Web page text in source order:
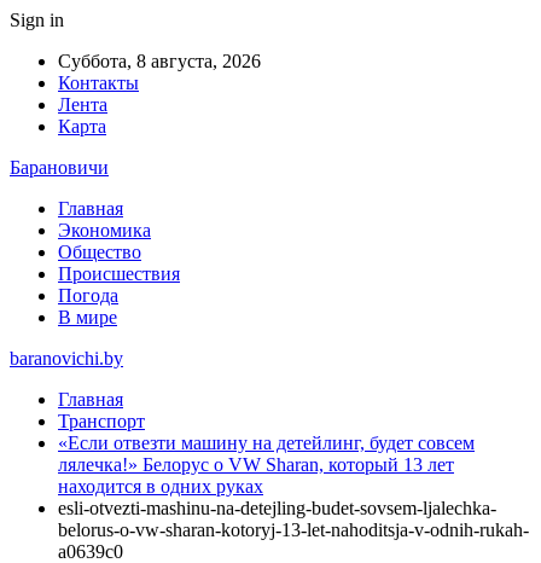
Sign in
Суббота, 8 августа, 2026
Контакты
Лента
Карта
Барановичи
Главная
Экономика
Общество
Происшествия
Погода
В мире
baranovichi.by
Главная
Транспорт
«Если отвезти машину на детейлинг, будет совсем
лялечка!» Белорус о VW Sharan, который 13 лет
находится в одних руках
esli-otvezti-mashinu-na-detejling-budet-sovsem-ljalechka-
belorus-o-vw-sharan-kotoryj-13-let-nahoditsja-v-odnih-rukah-
a0639c0